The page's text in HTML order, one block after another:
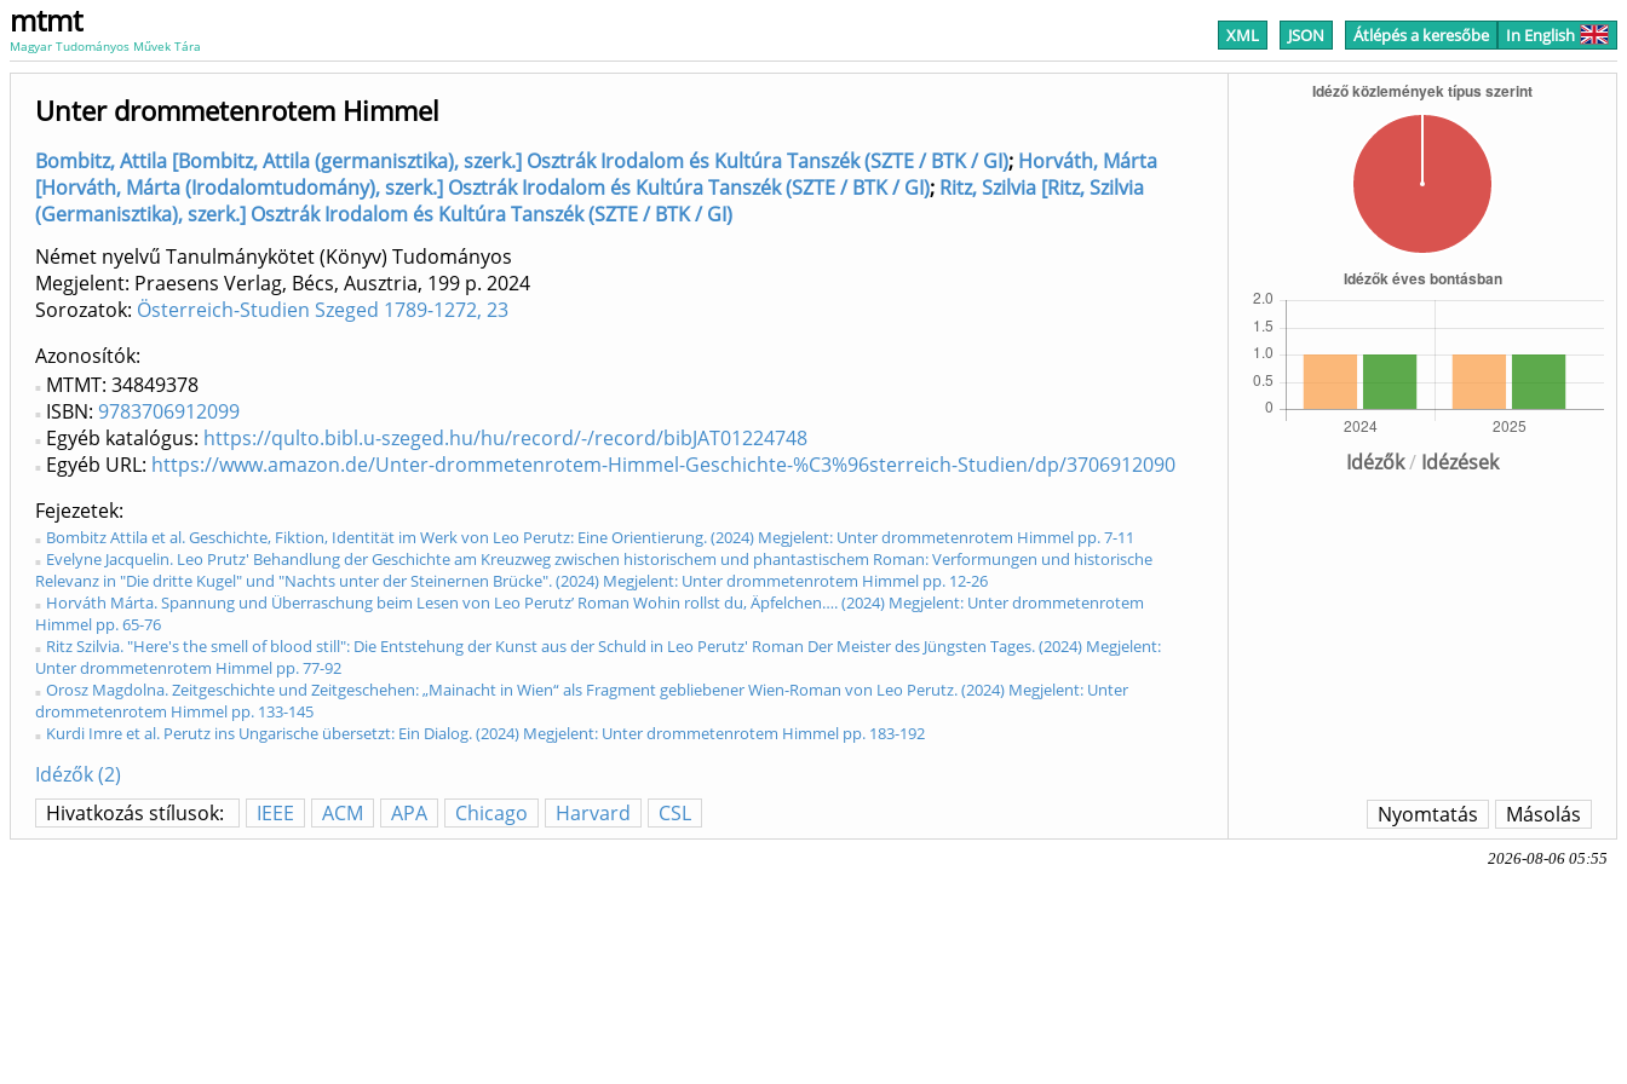
mtmt
Magyar Tudományos Művek Tára XML JSON Átlépés a keresőbe In English
Idézők/ Idézések
Unter drommetenrotem Himmel
Bombitz, Attila [Bombitz, Attila (germanisztika), szerk.] Osztrák Irodalom és Kultúra Tanszék (SZTE / BTK / GI); Horváth, Márta
[Horváth, Márta (Irodalomtudomány), szerk.] Osztrák Irodalom és Kultúra Tanszék (SZTE / BTK / GI); Ritz, Szilvia [Ritz, Szilvia
(Germanisztika), szerk.] Osztrák Irodalom és Kultúra Tanszék (SZTE / BTK / GI)
Német nyelvű Tanulmánykötet (Könyv) Tudományos
Megjelent: Praesens Verlag, Bécs, Ausztria, 199 p. 2024
Sorozatok: Österreich-Studien Szeged 1789-1272, 23
Azonosítók
MTMT: 34849378
ISBN: 9783706912099
Egyéb katalógus: https://qulto.bibl.u-szeged.hu/hu/record/-/record/bibJAT01224748
Egyéb URL: https://www.amazon.de/Unter-drommetenrotem-Himmel-Geschichte-%C3%96sterreich-Studien/dp/3706912090
Fejezetek
Bombitz Attila et al. Geschichte, Fiktion, Identität im Werk von Leo Perutz: Eine Orientierung. (2024) Megjelent: Unter drommetenrotem Himmel pp. 7-11
Evelyne Jacquelin. Leo Prutz' Behandlung der Geschichte am Kreuzweg zwischen historischem und phantastischem Roman: Verformungen und historische
Relevanz in "Die dritte Kugel" und "Nachts unter der Steinernen Brücke". (2024) Megjelent: Unter drommetenrotem Himmel pp. 12-26
Horváth Márta. Spannung und Überraschung beim Lesen von Leo Perutz’ Roman Wohin rollst du, Äpfelchen…. (2024) Megjelent: Unter drommetenrotem
Himmel pp. 65-76
Ritz Szilvia. "Here's the smell of blood still": Die Entstehung der Kunst aus der Schuld in Leo Perutz' Roman Der Meister des Jüngsten Tages. (2024) Megjelent:
Unter drommetenrotem Himmel pp. 77-92
Orosz Magdolna. Zeitgeschichte und Zeitgeschehen: „Mainacht in Wien“ als Fragment gebliebener Wien-Roman von Leo Perutz. (2024) Megjelent: Unter
drommetenrotem Himmel pp. 133-145
Kurdi Imre et al. Perutz ins Ungarische übersetzt: Ein Dialog. (2024) Megjelent: Unter drommetenrotem Himmel pp. 183-192
Idézők (2)
Hivatkozás stílusok:
IEEE ACM APA Chicago Harvard CSL Másolás
Nyomtatás
2026-08-06 05:55